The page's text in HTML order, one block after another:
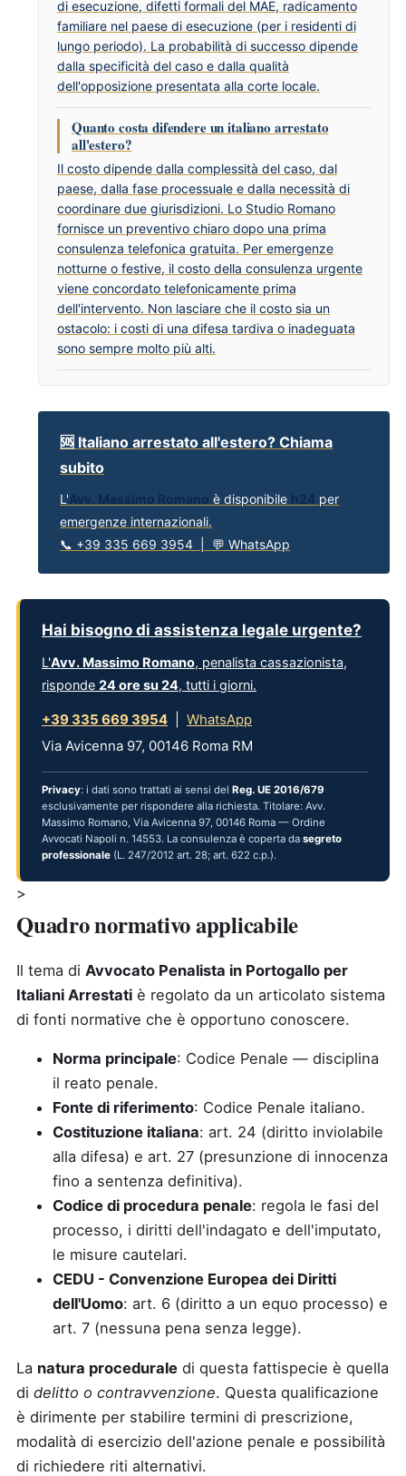
di esecuzione, difetti formali del MAE, radicamento
familiare nel paese di esecuzione (per i residenti di
lungo periodo). La probabilità di successo dipende
dalla specificità del caso e dalla qualità
dell'opposizione presentata alla corte locale.
Quanto costa difendere un italiano arrestato
all'estero?
Il costo dipende dalla complessità del caso, dal
paese, dalla fase processuale e dalla necessità di
coordinare due giurisdizioni. Lo Studio Romano
fornisce un preventivo chiaro dopo una prima
consulenza telefonica gratuita. Per emergenze
notturne o festive, il costo della consulenza urgente
viene concordato telefonicamente prima
dell'intervento. Non lasciare che il costo sia un
ostacolo: i costi di una difesa tardiva o inadeguata
sono sempre molto più alti.
🆘 Italiano arrestato all'estero? Chiama
subito
L'Avv. Massimo Romano è disponibile h24 per
emergenze internazionali.
📞 +39 335 669 3954 | 💬 WhatsApp
Hai bisogno di assistenza legale urgente?
L'Avv. Massimo Romano, penalista cassazionista,
risponde 24 ore su 24, tutti i giorni.
+39 335 669 3954
WhatsApp
Via Avicenna 97, 00146 Roma RM
Privacy: i dati sono trattati ai sensi del Reg. UE 2016/679
esclusivamente per rispondere alla richiesta. Titolare: Avv.
Massimo Romano, Via Avicenna 97, 00146 Roma — Ordine
Avvocati Napoli n. 14553. La consulenza è coperta da segreto
professionale (L. 247/2012 art. 28; art. 622 c.p.).
>
Quadro normativo applicabile
Il tema di Avvocato Penalista in Portogallo per
Italiani Arrestati è regolato da un articolato sistema
di fonti normative che è opportuno conoscere.
Norma principale: Codice Penale — disciplina
il reato penale.
Fonte di riferimento: Codice Penale italiano.
Costituzione italiana: art. 24 (diritto inviolabile
alla difesa) e art. 27 (presunzione di innocenza
fino a sentenza definitiva).
Codice di procedura penale: regola le fasi del
processo, i diritti dell'indagato e dell'imputato,
le misure cautelari.
CEDU - Convenzione Europea dei Diritti
dell'Uomo: art. 6 (diritto a un equo processo) e
art. 7 (nessuna pena senza legge).
La natura procedurale di questa fattispecie è quella
di delitto o contravvenzione. Questa qualificazione
è dirimente per stabilire termini di prescrizione,
modalità di esercizio dell'azione penale e possibilità
di richiedere riti alternativi.